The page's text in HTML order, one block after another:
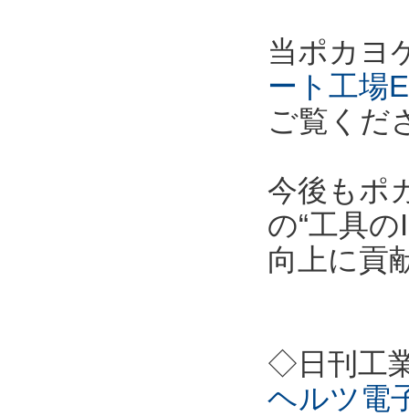
当ポカヨ
ート工場
ご覧くだ
今後もポ
の“工具
向上に貢
◇日刊工
ヘルツ電